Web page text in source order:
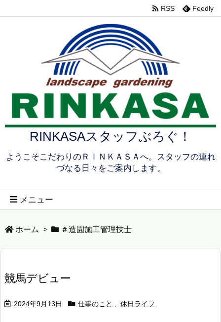
RINKASAスタッフぶろぐ！
ようこそこだわりのＲＩＮＫＡＳＡへ。スタッフの連れ
づなる日々をご案内します。
メニュー
RSS Feedly
ホーム > ＃造園施工管理技士
競馬デビュー
2024年9月13日 仕事のこと 休日ライフ